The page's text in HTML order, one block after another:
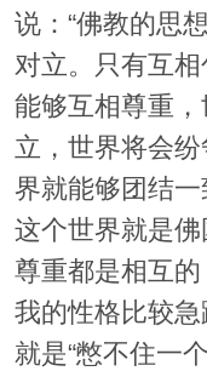
说：“佛教的思
对立。只有互
能够互相尊重
立，世界将会
界就能够团结一
这个世界就是
尊重都是相互的
我的性格比较
就是“憋不住一